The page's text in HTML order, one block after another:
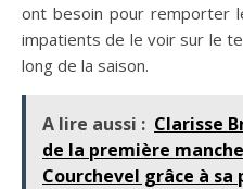
ont besoin pour remporter
impatients de le voir sur le
long de la saison.
A lire aussi : Clarisse
de la première
Courchevel grâce à